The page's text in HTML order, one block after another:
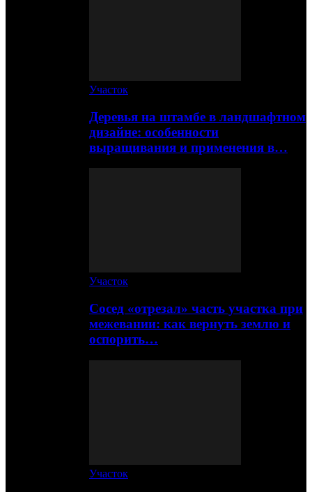
Участок
Деревья на штамбе в ландшафтном
дизайне: особенности
выращивания и применения в…
Участок
Сосед «отрезал» часть участка при
межевании: как вернуть землю и
оспорить…
Участок